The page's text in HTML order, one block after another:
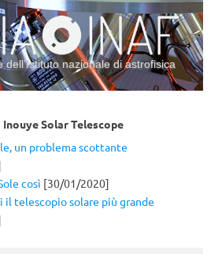
dell’Istituto nazionale di astrofisica
Inouye Solar Telescope
un problema scottante
così [30/01/2020]
il telescopio solare più grande